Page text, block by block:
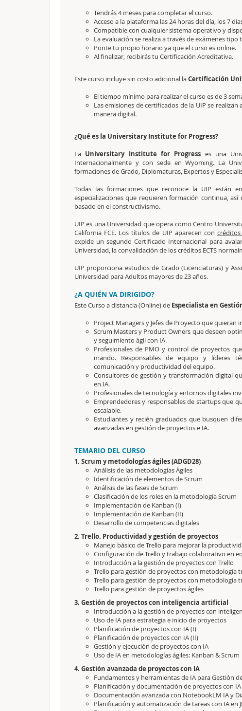
Tendrás 4 meses para completar el curso.
Acceso a la plataforma las 24 horas del día, los 7
Compatible con cualquier sistema operativo y
La evaluación se realiza a través de exámenes tipo
Ponte tu propio horario ya que el curso es online.
Al finalizar, recibirás tu Certificación Acreditativa.
Este curso incluye sin costo adicional laCertificación
El tiempo mínimo para realizar el curso es de 3
Las emisiones de certificados de la UIP se
manera digital.
¿Qué es la Universitary Institute for Progress?
La Universitary Institute for Progress es una
Internacionalmente y con sede en Wyoming. La
formaciones de Grado, Diplomaturas, Expertos y
Todas las formaciones que reconoce la UIP están
especializaciones que requieren formación continua,
basado en el constructivismo.
UIP es una Universidad que opera como Centro
California FCE. Los títulos de UIP aparecen con créditos
expide un segundo Certificado Internacional para
Universidad, la convalidación de los créditos ECTS
UIP proporciona estudios de Grado (Licenciaturas) y
Universidad para Adultos mayores de 23 años.
¿A QUIÉN VA DIRIGIDO?
Este Curso a distancia (Online) de Especialista en
Project Managers y Jefes de Proyecto que quieran
Scrum Masters y Product Owners que deseen
y seguimiento ágil con IA.
Profesionales de PMO y control de proyectos
mando. Responsables de equipo y líderes
comunicación y productividad del equipo.
Consultores de gestión y transformación digital
en IA.
Profesionales de tecnología y entornos digitales
Emprendedores y responsables de startups que
escalable.
Estudiantes y recién graduados que busquen
avanzadas en gestión de proyectos e IA.
TEMARIO DEL CURSO
1. Scrum y metodologías ágiles (ADGD28)
Análisis de las metodologías Ágiles
Identificación de elementos de Scrum
Análisis de las fases de Scrum
Clasificación de los roles en la metodología Scrum
Implementación de Kanban (I)
Implementación de Kanban (II)
Desarrollo de competencias digitales
2. Trello. Productividad y gestión de proyectos
Manejo básico de Trello para mejorar la
Configuración de Trello y trabajo colaborativo en
Introducción a la gestión de proyectos con Trello
Trello para gestión de proyectos con metodología
Trello para gestión de proyectos con metodología
Trello para gestión de proyectos ágiles
3. Gestión de proyectos con inteligencia artificial
Introducción a la gestión de proyectos con
Uso de IA para estrategia e inicio de proyectos
Planificación de proyectos con IA (I)
Planificación de proyectos con IA (II)
Gestión y ejecución de proyectos con IA
Uso de IA en metodologías ágiles: Kanban & Scrum
4. Gestión avanzada de proyectos con IA
Fundamentos y herramientas de IA para Gestión
Planificación y documentación de proyectos con
Documentación avanzada con NotebookLM IA y
Planificación y automatización de tareas con IA en